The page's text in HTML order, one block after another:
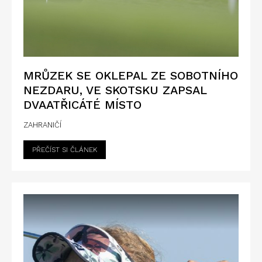
MRŮZEK SE OKLEPAL ZE SOBOTNÍHO
NEZDARU, VE SKOTSKU ZAPSAL
DVAATŘICÁTÉ MÍSTO
ZAHRANIČÍ
PŘEČÍST SI ČLÁNEK